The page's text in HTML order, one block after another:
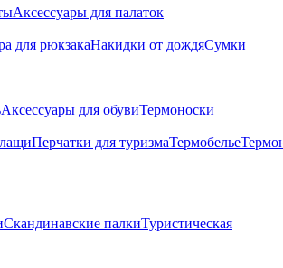
Аксессуары для палаток
для рюкзакаНакидки от дождяСумки
Аксессуары для обувиТермоноски
Перчатки для туризмаТермобелье
Скандинавские палкиТуристическая